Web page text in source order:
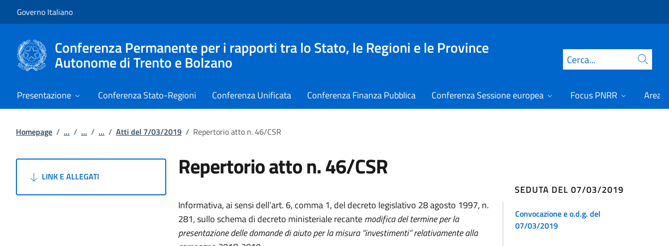
Governo Italiano
Conferenza Permanente per i rapporti tra lo Stato, le Regioni e le Province
Autonome di Trento e Bolzano Cerca
Presentazione Conferenza Stato-Regioni Conferenza Unificata Conferenza Finanza Pubblica Conferenza Sessione europea Focus PNRR Area
Homepage / ... / ... / ... / Atti del 7/03/2019 / Repertorio atto n. 46/CSR
LINK E ALLEGATI Repertorio atto n. 46/CSR
Informativa, ai sensi dell’art. 6, comma 1, del decreto legislativo 28 agosto 1997, n.
281, sullo schema di decreto ministeriale recantemodifica del termine per la
presentazione delle domande di aiuto per la misura “investimenti” relativamente alla
SEDUTA DEL 07/03/2019
Convocazione e o.d.g. del
07/03/2019